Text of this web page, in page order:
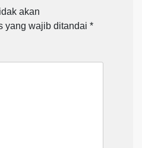
akan
yang wajib ditandai *